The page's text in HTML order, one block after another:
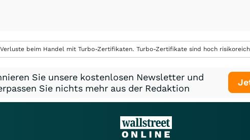
beim Handel mit Turbo-Zertifikaten. Turbo-Zertifikate sind hoch
Sie unsere kostenlosen Newsletter und
Sie nichts mehr aus der Redaktion